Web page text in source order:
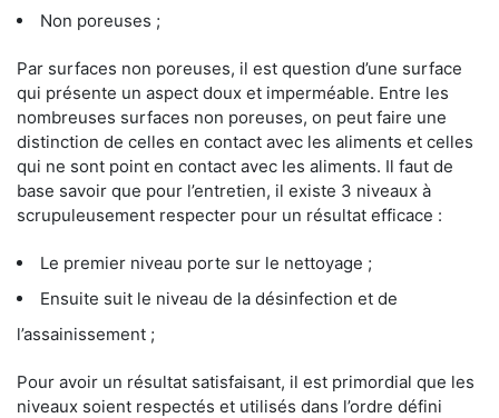
Non poreuses ;
Par surfaces non poreuses, il est question d’une surface
qui présente un aspect doux et imperméable. Entre les
nombreuses surfaces non poreuses, on peut faire une
distinction de celles en contact avec les aliments et celles
qui ne sont point en contact avec les aliments. Il faut de
base savoir que pour l’entretien, il existe 3 niveaux à
scrupuleusement respecter pour un résultat efficace :
Le premier niveau porte sur le nettoyage ;
Ensuite suit le niveau de la désinfection et de
l’assainissement ;
Pour avoir un résultat satisfaisant, il est primordial que les
niveaux soient respectés et utilisés dans l’ordre défini